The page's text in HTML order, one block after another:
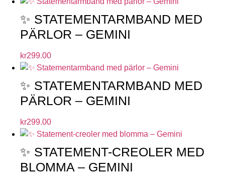
✨ STATEMENTARMBAND MED
PÄRLOR – GEMINI
kr299.00
✨ STATEMENTARMBAND MED
PÄRLOR – GEMINI
kr299.00
✨ STATEMENT-CREOLER MED
BLOMMA – GEMINI